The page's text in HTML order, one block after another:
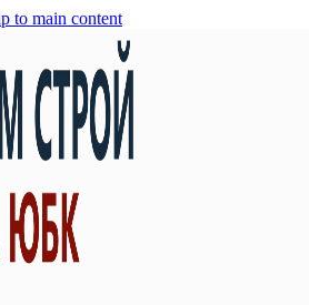
to main content